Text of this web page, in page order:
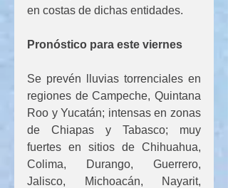
en costas de dichas entidades.
Pronóstico para este viernes
Se prevén lluvias torrenciales en
regiones de Campeche, Quintana
Roo y Yucatán; intensas en zonas
de Chiapas y Tabasco; muy
fuertes en sitios de Chihuahua,
Colima, Durango, Guerrero,
Jalisco, Michoacán, Nayarit,